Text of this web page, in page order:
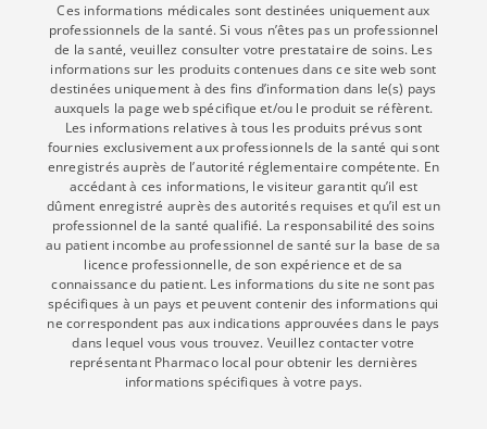
Ces informations médicales sont destinées uniquement aux
professionnels de la santé. Si vous n’êtes pas un professionnel
de la santé, veuillez consulter votre prestataire de soins. Les
informations sur les produits contenues dans ce site web sont
destinées uniquement à des fins d’information dans le(s) pays
auxquels la page web spécifique et/ou le produit se réfèrent.
Les informations relatives à tous les produits prévus sont
fournies exclusivement aux professionnels de la santé qui sont
enregistrés auprès de l’autorité réglementaire compétente. En
accédant à ces informations, le visiteur garantit qu’il est
dûment enregistré auprès des autorités requises et qu’il est un
professionnel de la santé qualifié. La responsabilité des soins
au patient incombe au professionnel de santé sur la base de sa
licence professionnelle, de son expérience et de sa
connaissance du patient. Les informations du site ne sont pas
spécifiques à un pays et peuvent contenir des informations qui
ne correspondent pas aux indications approuvées dans le pays
dans lequel vous vous trouvez. Veuillez contacter votre
représentant Pharmaco local pour obtenir les dernières
informations spécifiques à votre pays.